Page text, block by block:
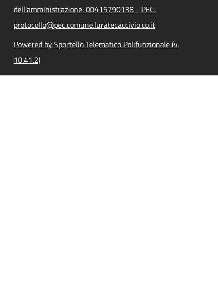
dell'amministrazione: 00415790138 - PEC:
protocollo@pec.comune.luratecaccivio.co.it
Powered by Sportello Telematico Polifunzionale (v.
10.41.2)